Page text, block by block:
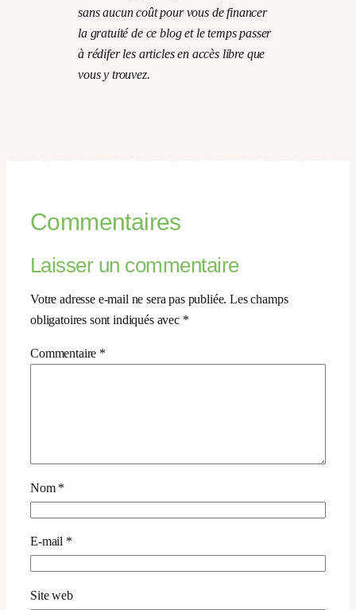
sans aucun coût pour vous de financer
la gratuité de ce blog et le temps passer
à rédifer les articles en accès libre que
vous y trouvez.
Commentaires
Laisser un commentaire
Votre adresse e-mail ne sera pas publiée. Les champs
obligatoires sont indiqués avec *
Commentaire *
Nom *
E-mail *
Site web